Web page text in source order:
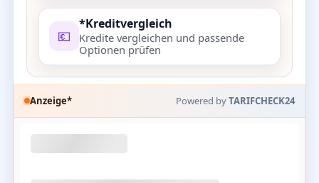
💶
*Kreditvergleich
Kredite vergleichen und passende
Optionen prüfen
Anzeige* Powered byTARIFCHECK24